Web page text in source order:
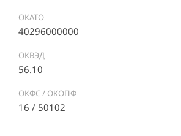
ОКАТО
40296000000
ОКВЭД
56.10
ОКФС / ОКОПФ
16 / 50102